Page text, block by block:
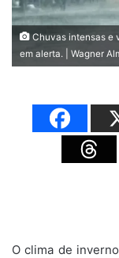
Chuvas intensas e
em alerta. | Wagner
O clima de